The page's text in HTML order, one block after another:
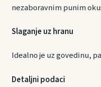
nezaboravnim punim
Slaganje uz hranu
Idealno je uz govedinu,
Detaljni podaci